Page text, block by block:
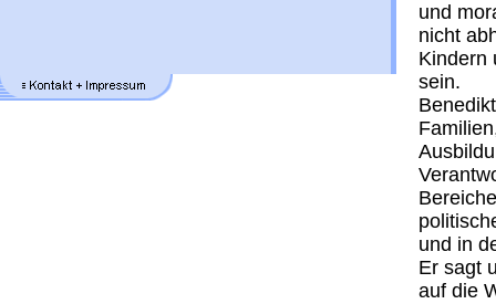
und
nicht
Kindern
sein.
und in
Er sagt
auf die